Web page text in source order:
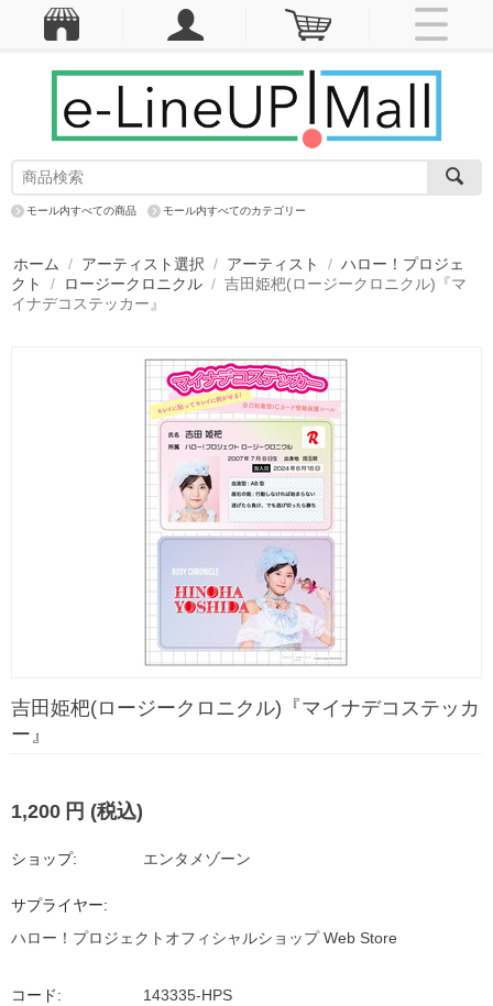
モール内すべての商品 モール内すべてのカテゴリー
ホーム / アーティスト選択 / アーティスト / ハロー！プロジェ
クト
/ ロージークロニクル / 吉田姫杷(ロージークロニクル)『マ
イナデコステッカー』
吉田姫杷(ロージークロニクル)『マイナデコステッカ
ー』
1,200 円 (税込)
ショップ: エンタメゾーン
サプライヤー:
ハロー！プロジェクトオフィシャルショップ Web Store
コード:
143335-HPS